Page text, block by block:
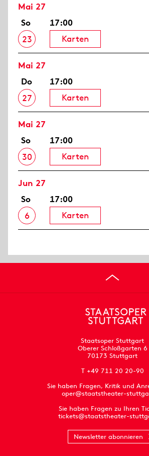
Mai 27
So
23
17:00
Karten
Mai 27
Do
27
17:00
Karten
Mai 27
So
30
17:00
Karten
Jun 27
So
6
17:00
Karten
Staatsoper Stuttgart
Oberer Schloßgarten 6
70173 Stuttgart
T +49 711 20 20-90
Sie haben Fragen, Kritik und
oper@staatstheater-
Sie haben Fragen zu Ihren
tickets@staatstheater-
Newsletter abonnieren